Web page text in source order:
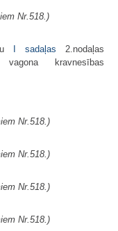
Nr.518.)
I sadaļas 2.nodaļas
vagona kravnesības
Nr.518.)
Nr.518.)
Nr.518.)
Nr.518.)